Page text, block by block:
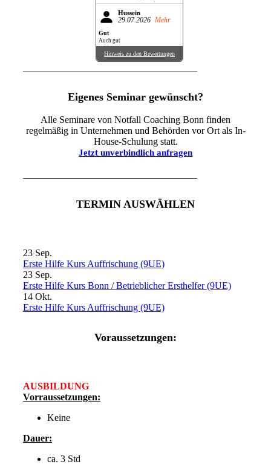
Hussein
29.07.2026 Mehr
Gut
Auch gut
Hinweis zu den Bewertungen
Eigenes Seminar gewünscht?
Alle Seminare von Notfall Coaching Bonn finden
regelmäßig in Unternehmen und Behörden vor Ort als In-
House-Schulung statt.
Jetzt unverbindlich anfragen
TERMIN AUSWÄHLEN
23 Sep.
Erste Hilfe Kurs Auffrischung (9UE)
23 Sep.
Erste Hilfe Kurs Bonn / Betrieblicher Ersthelfer (9UE)
14 Okt.
Erste Hilfe Kurs Auffrischung (9UE)
Voraussetzungen:
AUSBILDUNG
Vorraussetzungen:
Keine
Dauer:
ca. 3 Std